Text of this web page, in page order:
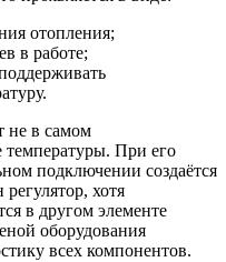
отопления;
в работе;
не в самом
температуры. При его
подключении создаётся
хотя
в другом элементе
оборудования
всех компонентов.